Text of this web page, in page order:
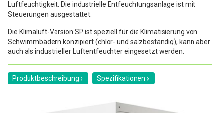
Luftfeuchtigkeit. Die industrielle Entfeuchtungsanlage ist mit
Steuerungen ausgestattet.
Die Klimaluft-Version SP ist speziell für die Klimatisierung von
Schwimmbädern konzipiert (chlor- und salzbeständig), kann aber
auch als industrieller Luftentfeuchter eingesetzt werden.
Produktbeschreibung Spezifikationen